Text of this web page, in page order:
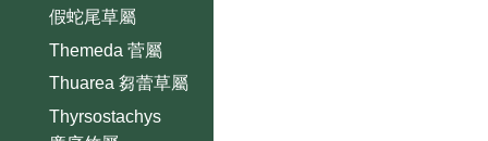
假蛇尾草屬
Themeda 菅屬
Thuarea 芻蕾草屬
Thyrsostachys